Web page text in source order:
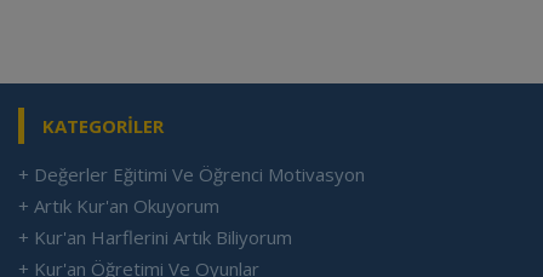
KATEGORİLER
+ Değerler Eğitimi Ve Öğrenci Motivasyon
+ Artık Kur'an Okuyorum
+ Kur'an Harflerini Artık Biliyorum
+ Kur'an Öğretimi Ve Oyunlar